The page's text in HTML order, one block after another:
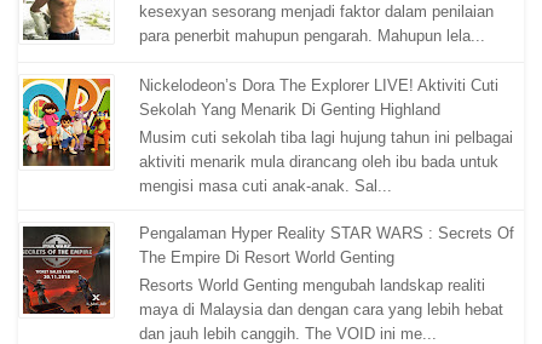
kesexyan sesorang menjadi faktor dalam penilaian
para penerbit mahupun pengarah. Mahupun lela...
Nickelodeon’s Dora The Explorer LIVE! Aktiviti Cuti
Sekolah Yang Menarik Di Genting Highland
Musim cuti sekolah tiba lagi hujung tahun ini pelbagai
aktiviti menarik mula dirancang oleh ibu bada untuk
mengisi masa cuti anak-anak. Sal...
Pengalaman Hyper Reality STAR WARS : Secrets Of
The Empire Di Resort World Genting
Resorts World Genting mengubah landskap realiti
maya di Malaysia dan dengan cara yang lebih hebat
dan jauh lebih canggih. The VOID ini me...